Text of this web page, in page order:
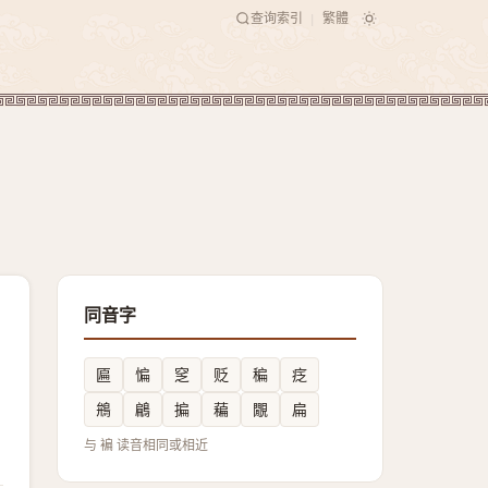
查询索引 繁體
同音字
匾 惼 窆 贬 稨
疺
鴘
鶣 揙 藊 覵 扁
与 褊 读音相同或相近